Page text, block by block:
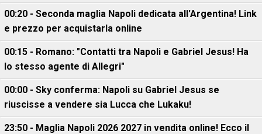
00:20 - Seconda maglia Napoli dedicata all'Argentina! Link
e prezzo per acquistarla online
00:15 - Romano: "Contatti tra Napoli e Gabriel Jesus! Ha
lo stesso agente di Allegri"
00:00 - Sky conferma: Napoli su Gabriel Jesus se
riuscisse a vendere sia Lucca che Lukaku!
23:50 - Maglia Napoli 2026 2027 in vendita online! Ecco il